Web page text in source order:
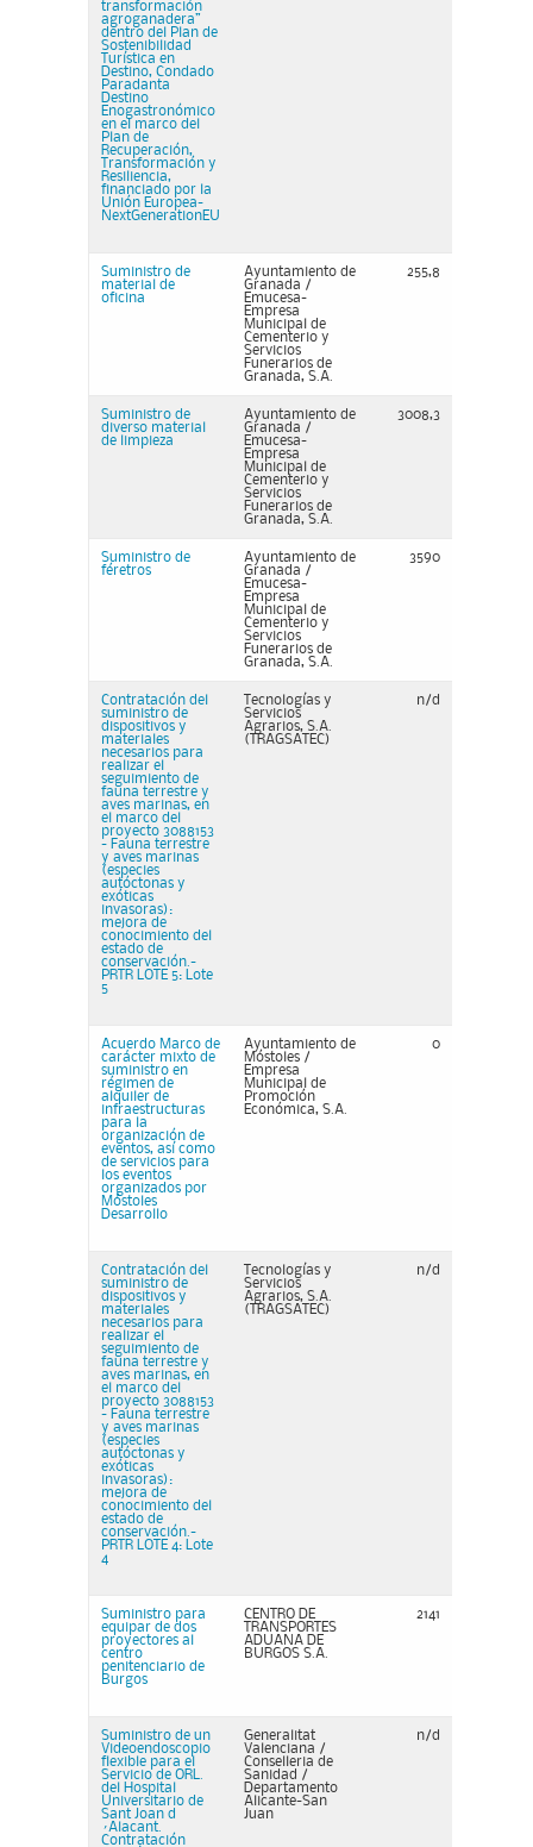
transformación
agroganadera”
dentro del Plan de
Sostenibilidad
Turística en
Destino, Condado
Paradanta
Destino
Enogastronómico
en el marco del
Plan de
Recuperación,
Transformación y
Resiliencia,
financiado por la
Unión Europea-
NextGenerationEU
Suministro de
material de
oficina
Ayuntamiento de
Granada /
Emucesa-
Empresa
Municipal de
Cementerio y
Servicios
Funerarios de
Granada, S.A.
255,8
Suministro de
diverso material
de limpieza
Ayuntamiento de
Granada /
Emucesa-
Empresa
Municipal de
Cementerio y
Servicios
Funerarios de
Granada, S.A.
3008,3
Suministro de
féretros
Ayuntamiento de
Granada /
Emucesa-
Empresa
Municipal de
Cementerio y
Servicios
Funerarios de
Granada, S.A.
3590
Contratación del
suministro de
dispositivos y
materiales
necesarios para
realizar el
seguimiento de
fauna terrestre y
aves marinas, en
el marco del
proyecto 3088153
- Fauna terrestre
y aves marinas
(especies
autóctonas y
exóticas
invasoras):
mejora de
conocimiento del
estado de
conservación.-
PRTR LOTE 5: Lote
5
Tecnologías y
Servicios
Agrarios, S.A.
(TRAGSATEC)
n/d
Acuerdo Marco de
carácter mixto de
suministro en
régimen de
alquiler de
infraestructuras
para la
organización de
eventos, así como
de servicios para
los eventos
organizados por
Móstoles
Desarrollo
Ayuntamiento de
Móstoles /
Empresa
Municipal de
Promoción
Económica, S.A.
0
Contratación del
suministro de
dispositivos y
materiales
necesarios para
realizar el
seguimiento de
fauna terrestre y
aves marinas, en
el marco del
proyecto 3088153
- Fauna terrestre
y aves marinas
(especies
autóctonas y
exóticas
invasoras):
mejora de
conocimiento del
estado de
conservación.-
PRTR LOTE 4: Lote
4
Tecnologías y
Servicios
Agrarios, S.A.
(TRAGSATEC)
n/d
Suministro para
equipar de dos
proyectores al
centro
penitenciario de
Burgos
CENTRO DE
TRANSPORTES
ADUANA DE
BURGOS S.A.
2141
Suministro de un
Videoendoscopio
flexible para el
Servicio de ORL.
del Hospital
Universitario de
Sant Joan d
´Alacant.
Contratación
Generalitat
Valenciana /
Conselleria de
Sanidad /
Departamento
Alicante-San
Juan
n/d